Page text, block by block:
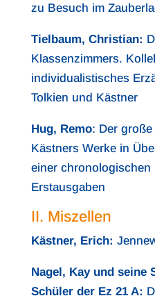
zu Besuch im
Tielbaum, Christian:
Klassenzimmers.
individualistisches
Tolkien und Kästner
Hug, Remo: Der
Kästners Werke in
einer chronologischen
Erstausgaben
II. Miszellen
Kästner, Erich:
Nagel, Kay und seine
Schüler der Ez 21 A: